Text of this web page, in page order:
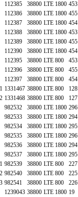
112385 38800 LTE 1800 453
112386 38800 LTE 1800 455
112387 38800 LTE 1800 454
112388 38800 LTE 1800 453
112389 38800 LTE 1800 455
112390 38800 LTE 1800 454
112395 38800 LTE 800 453
112396 38800 LTE 800 455
112397 38800 LTE 800 454
1331467 38800 LTE 800 128
1331468 38800 LTE 800 127
982532 38800 LTE 1800 296
982533 38800 LTE 1800 294
982534 38800 LTE 1800 295
982535 38800 LTE 1800 296
982536 38800 LTE 1800 294
982537 38800 LTE 1800 295
982539 38800 LTE 800 227
982540 38800 LTE 800 225
982541 38800 LTE 800 226
1239043 38800 LTE 1800 19